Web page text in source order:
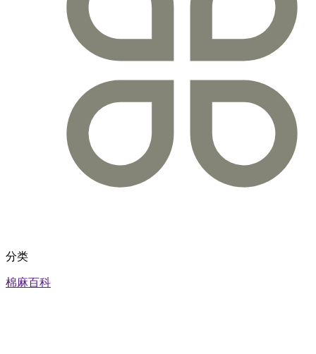
分类
棉麻百科